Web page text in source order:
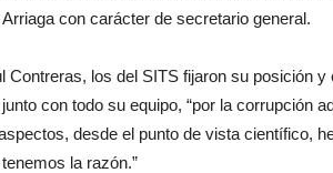
con carácter de secretario general.
Contreras, los del SITS fijaron su posición
con todo su equipo, “por la corrupción
desde el punto de vista científico,
la razón.”